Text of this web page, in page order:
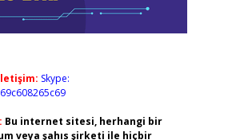
Skype:
Bu internet sitesi, herhangi bir
veya şahıs şirketi ile hiçbir